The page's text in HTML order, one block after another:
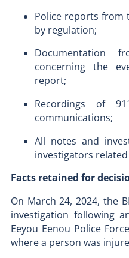
Police reports from
by regulation;
Documentation
concerning the
report;
Recordings of
communications;
All notes and
investigators
Facts retained for
On March 24, 2024, the
investigation following
Eeyou Eenou Police
where a person was